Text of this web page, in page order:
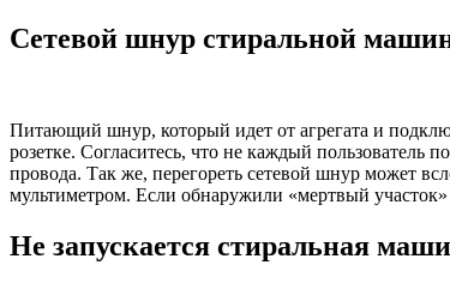
Сетевой шнур стиральной
Питающий шнур, который идет от агрегата и
розетке. Согласитесь, что не каждый
провода. Так же, перегореть сетевой шнур может
мультиметром. Если обнаружили «мертвый
Не запускается стиральная